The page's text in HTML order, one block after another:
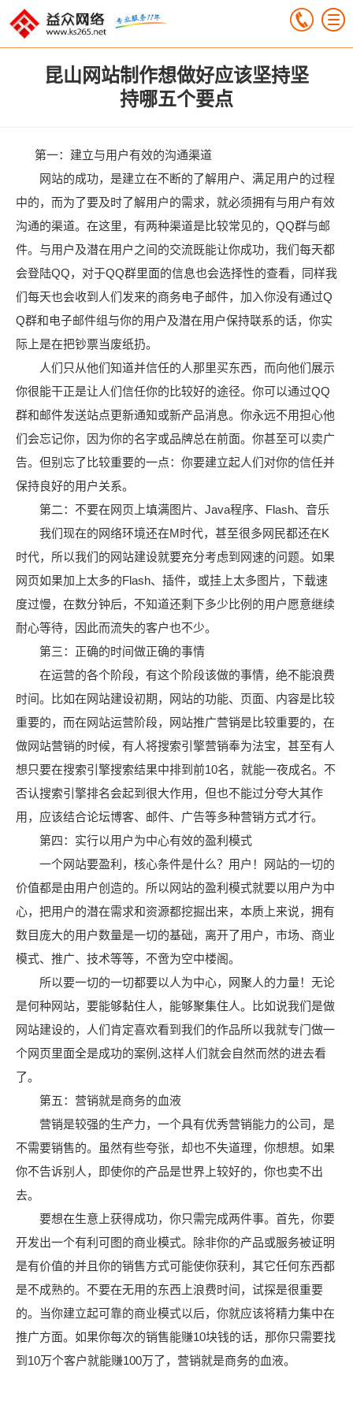
昆山网站制作想做好应该坚持坚
持哪五个要点
第一：建立与用户有效的沟通渠道
网站的成功，是建立在不断的了解用户、满足用户的过程
中的，而为了要及时了解用户的需求，就必须拥有与用户有效
沟通的渠道。在这里，有两种渠道是比较常见的，QQ群与邮
件。与用户及潜在用户之间的交流既能让你成功，我们每天都
会登陆QQ，对于QQ群里面的信息也会选择性的查看，同样我
们每天也会收到人们发来的商务电子邮件，加入你没有通过Q
Q群和电子邮件组与你的用户及潜在用户保持联系的话，你实
际上是在把钞票当废纸扔。
人们只从他们知道并信任的人那里买东西，而向他们展示
你很能干正是让人们信任你的比较好的途径。你可以通过QQ
群和邮件发送站点更新通知或新产品消息。你永远不用担心他
们会忘记你，因为你的名字或品牌总在前面。你甚至可以卖广
告。但别忘了比较重要的一点：你要建立起人们对你的信任并
保持良好的用户关系。
第二：不要在网页上填满图片、Java程序、Flash、音乐
我们现在的网络环境还在M时代，甚至很多网民都还在K
时代，所以我们的网站建设就要充分考虑到网速的问题。如果
网页如果加上太多的Flash、插件，或挂上太多图片，下载速
度过慢，在数分钟后，不知道还剩下多少比例的用户愿意继续
耐心等待，因此而流失的客户也不少。
第三：正确的时间做正确的事情
在运营的各个阶段，有这个阶段该做的事情，绝不能浪费
时间。比如在网站建设初期，网站的功能、页面、内容是比较
重要的，而在网站运营阶段，网站推广营销是比较重要的，在
做网站营销的时候，有人将搜索引擎营销奉为法宝，甚至有人
想只要在搜索引擎搜索结果中排到前10名，就能一夜成名。不
否认搜索引擎排名会起到很大作用，但也不能过分夸大其作
用，应该结合论坛博客、邮件、广告等多种营销方式才行。
第四：实行以用户为中心有效的盈利模式
一个网站要盈利，核心条件是什么？用户！网站的一切的
价值都是由用户创造的。所以网站的盈利模式就要以用户为中
心，把用户的潜在需求和资源都挖掘出来，本质上来说，拥有
数目庞大的用户数量是一切的基础，离开了用户，市场、商业
模式、推广、技术等等，不啻为空中楼阁。
所以要一切的一切都要以人为中心，网聚人的力量！无论
是何种网站，要能够黏住人，能够聚集住人。比如说我们是做
网站建设的，人们肯定喜欢看到我们的作品所以我就专门做一
个网页里面全是成功的案例,这样人们就会自然而然的进去看
了。
第五：营销就是商务的血液
营销是较强的生产力，一个具有优秀营销能力的公司，是
不需要销售的。虽然有些夸张，却也不失道理，你想想。如果
你不告诉别人，即使你的产品是世界上较好的，你也卖不出
去。
要想在生意上获得成功，你只需完成两件事。首先，你要
开发出一个有利可图的商业模式。除非你的产品或服务被证明
是有价值的并且你的销售方式可能使你获利，其它任何东西都
是不成熟的。不要在无用的东西上浪费时间，试探是很重要
的。当你建立起可靠的商业模式以后，你就应该将精力集中在
推广方面。如果你每次的销售能赚10块钱的话，那你只需要找
到10万个客户就能赚100万了，营销就是商务的血液。